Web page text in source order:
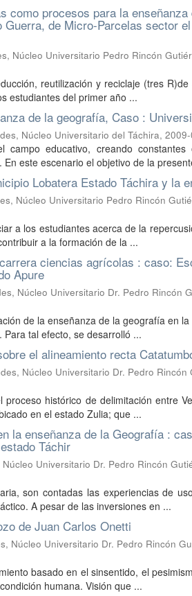
procesos para la
de Micro-Parcelas sector
Núcleo Universitario Pedro Rincón
reutilización y reciclaje (tres
estudiantes del primer año ...
de la geografía, Caso :
Núcleo Universitario del Táchira,
educativo, creando constantes
este escenario el objetivo de la
Lobatera Estado Táchira y la
Núcleo Universitario Pedro Rincón
a los estudiantes acerca de la
a la formación de la ...
ciencias agrícolas : caso:
Apure
Núcleo Universitario Dr. Pedro Rincón
de la enseñanza de la geografía en
tal efecto, se desarrolló ...
el alineamiento recta
Núcleo Universitario Dr. Pedro
histórico de delimitación entre
en el estado Zulia; que ...
la enseñanza de la Geografía :
Táchir
Universitario Dr. Pedro Rincón
son contadas las experiencias de
A pesar de las inversiones en ...
de Juan Carlos Onetti
Núcleo Universitario Dr. Pedro Rincón
basado en el sinsentido, el
humana. Visión que ...